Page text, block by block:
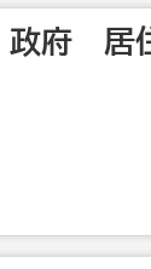
政府 居